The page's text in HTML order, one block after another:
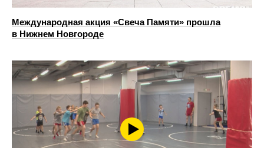
Международная акция «Свеча Памяти» прошла
в Нижнем Новгороде